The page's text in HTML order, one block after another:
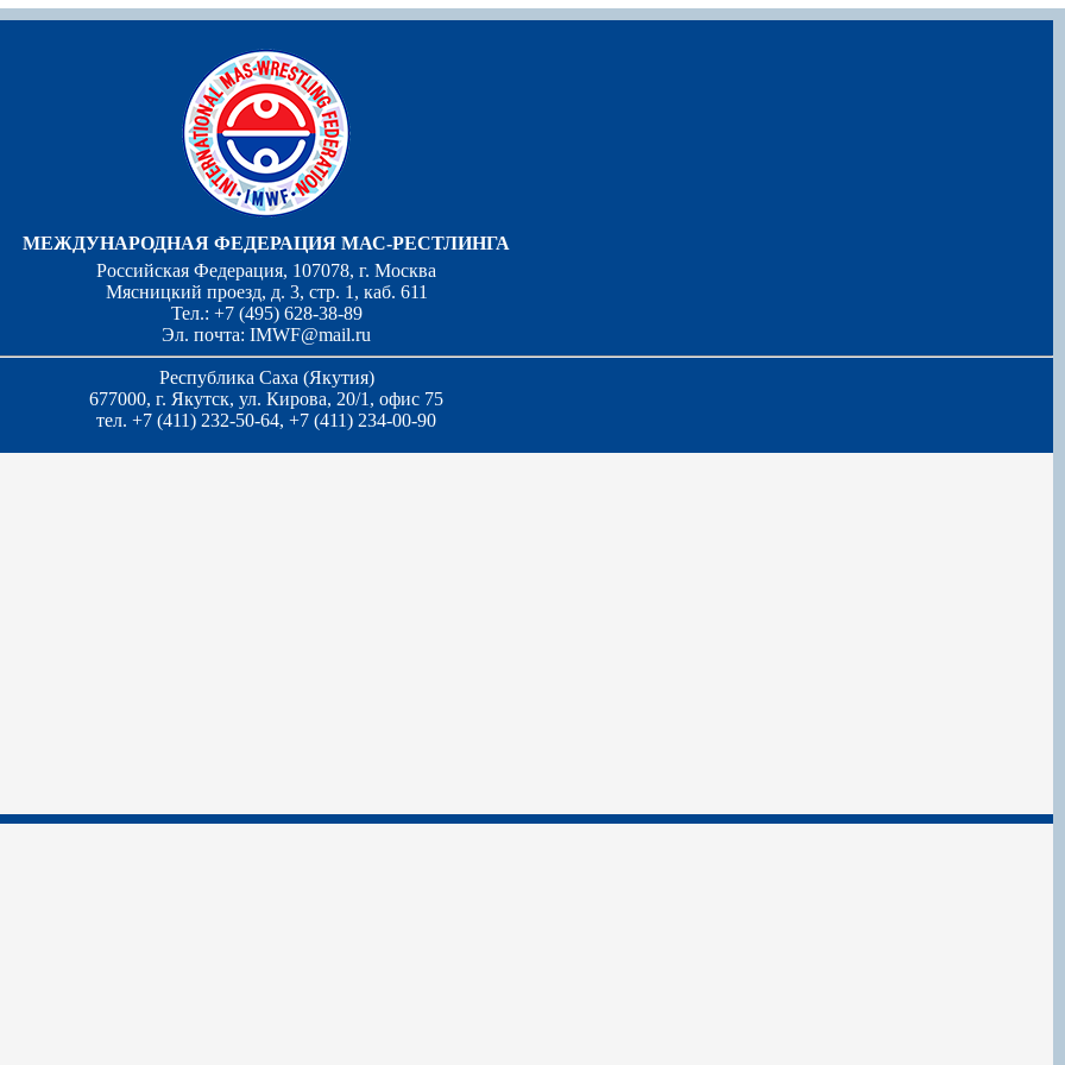
МЕЖДУНАРОДНАЯ ФЕДЕРАЦИЯ МАС-РЕСТЛИНГА
Российская Федерация, 107078, г. Москва
Мясницкий проезд, д. 3, стр. 1, каб. 611
Тел.: +7 (495) 628-38-89
Эл. почта: IMWF@mail.ru
Республика Саха (Якутия)
677000, г. Якутск, ул. Кирова, 20/1, офис 75
тел. +7 (411) 232-50-64, +7 (411) 234-00-90